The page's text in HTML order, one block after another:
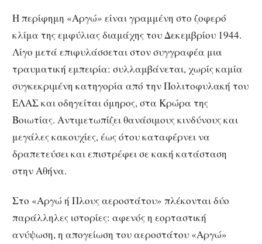
Η περίφημη «Αργώ» είναι γραμμένη στο ζοφερό
κλίμα της εμφύλιας διαμάχης του Δεκεμβρίου 1944.
Λίγο μετά επιφυλάσσεται στον συγγραφέα μια
τραυματική εμπειρία: συλλαμβάνεται, χωρίς καμία
συγκεκριμένη κατηγορία από την Πολιτοφυλακή του
ΕΛΑΣ και οδηγείται όμηρος, στα Κρώρα της
Βοιωτίας. Αντιμετωπίζει θανάσιμους κινδύνους και
μεγάλες κακουχίες, έως ότου καταφέρνει να
δραπετεύσει και επιστρέφει σε κακή κατάσταση
στην Αθήνα.
Στο «Αργώ ή Πλους αεροστάτου» πλέκονται δύο
παράλληλες ιστορίες: αφενός η εορταστική
ανύψωση, η απογείωση του αεροστάτου «Αργώ»